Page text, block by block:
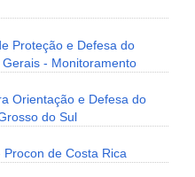
Proteção e Defesa do
- Monitoramento
Orientação e Defesa do
do Sul
de Costa Rica